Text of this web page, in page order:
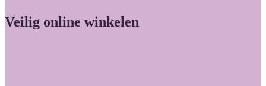
e
t
Veilig online winkelen